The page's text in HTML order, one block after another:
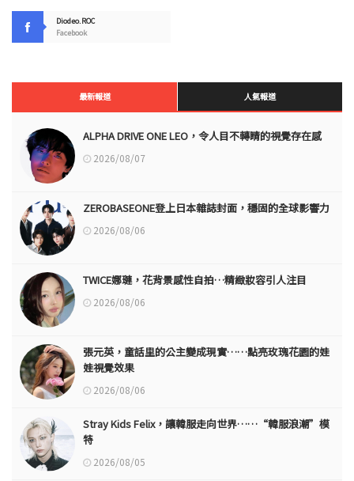
Diodeo.ROC
Facebook
最新報道 人氣報道
ALPHA DRIVE ONE LEO，令人目不轉睛的視覺存在感
2026/08/07
ZEROBASEONE登上日本雜誌封面，穩固的全球影響力
2026/08/06
TWICE娜璉，花背景感性自拍…精緻妝容引人注目
2026/08/06
張元英，童話里的公主變成現實……點亮玫瑰花園的娃
娃視覺效果
2026/08/06
Stray Kids Felix，讓韓服走向世界……“韓服浪潮”模
特
2026/08/05